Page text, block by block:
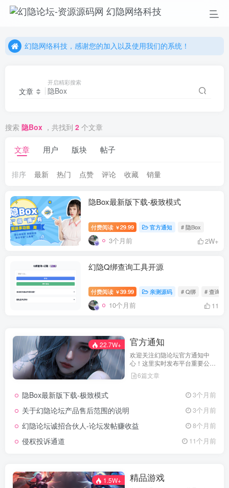
幻隐网络科技，感谢您的加入以及使用我们的系统！
文章
开启精彩搜索
搜索 隐Box ，共找到 2 个文章
文章 用户 版块 帖子
排序 最新 热门 点赞 评论 收藏 销量
隐Box最新版下载-极致模式
付费阅读 ￥29.99 官方通知 # 隐Box
3个月前 2W+
幻隐Q绑查询工具开源
付费阅读 ￥39.99 亲测源码 # Q绑 # 查询
10个月前 11
22.7W+ 官方通知
欢迎关注幻隐论坛官方通知中
心！这里实时发布平台重要公
告、活动规则、功能更新、安全
提醒及用户权益说明，确保每位
们坚持公开透明，通过权威通知
坛获得更优质、安全的使用体
息！
6篇文章
隐Box最新版下载-极致模式 3个月前
关于幻隐论坛产品售后范围的说明 3个月前
幻隐论坛诚招合伙人-论坛发帖赚收益 8个月前
侵权投诉通道 11个月前
1.5W+ 精品游戏